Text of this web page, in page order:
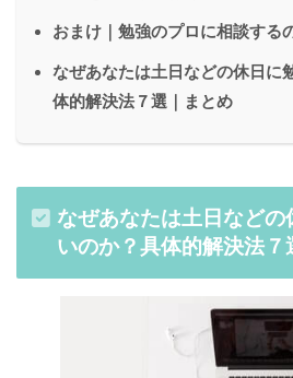
おまけ｜勉強のプロに相談する
なぜあなたは土日などの休日に
体的解決法７選｜まとめ
なぜあなたは土日などの
いのか？具体的解決法７